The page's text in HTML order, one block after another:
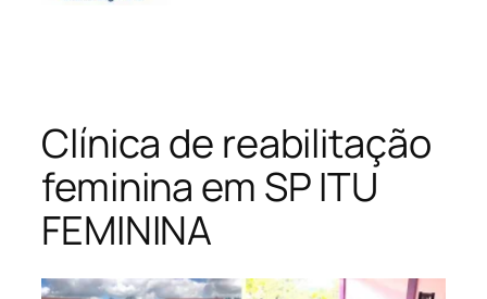
Clínica de reabilitação
feminina em SP ITU
FEMININA